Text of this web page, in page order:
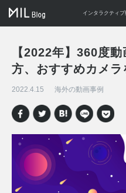
インタラクティ
【2022年】360度
方、おすすめカメラ
2022.4.15 海外の動画事例